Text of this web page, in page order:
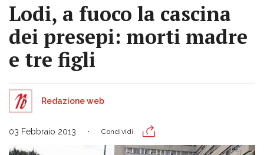
Lodi, a fuoco la cascina
dei presepi: morti madre
e tre figli
Redazione web
03 Febbraio 2013 Condividi